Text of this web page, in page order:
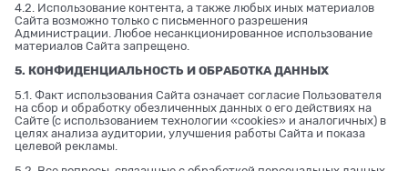
4.2. Использование контента, а также любых иных материалов
Сайта возможно только с письменного разрешения
Администрации. Любое несанкционированное использование
материалов Сайта запрещено.
5. КОНФИДЕНЦИАЛЬНОСТЬ И ОБРАБОТКА ДАННЫХ
5.1. Факт использования Сайта означает согласие Пользователя
на сбор и обработку обезличенных данных о его действиях на
Сайте (с использованием технологии «cookies» и аналогичных) в
целях анализа аудитории, улучшения работы Сайта и показа
целевой рекламы.